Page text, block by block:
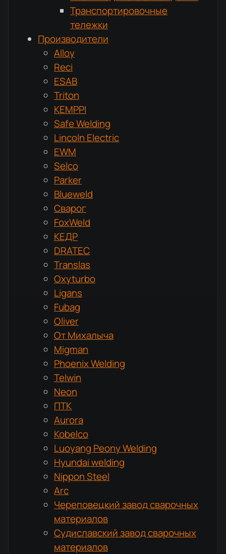
Транспортировочные
тележки
Производители
Alloy
Reci
ESAB
Triton
KEMPPI
Safe Welding
Lincoln Electric
EWM
Selco
Parker
Blueweld
Сварог
FoxWeld
КЕДР
DRATEC
Translas
Oxyturbo
Ligans
Fubag
Oliver
От Михалыча
Migman
Phoenix Welding
Telwin
Neon
ПТК
Aurora
Kobelco
Luoyang Peony Welding
Hyundai welding
Nippon Steel
Arc
Череповецкий завод сварочных
материалов
Судиславский завод сварочных
материалов